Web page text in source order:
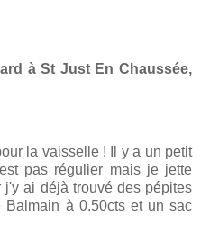
à St Just En Chaussée,
la vaisselle ! Il y a un petit
pas régulier mais je jette
ai déjà trouvé des pépites
Balmain à 0.50cts et un sac